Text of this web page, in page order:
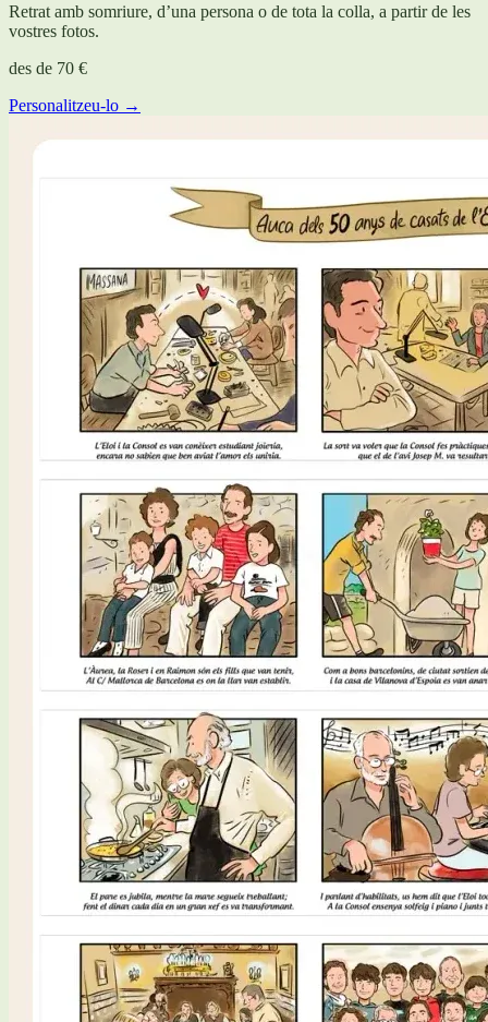
Retrat amb somriure, d’una persona o de tota la colla, a partir de les
vostres fotos.
des de 70 €
Personalitzeu-lo →